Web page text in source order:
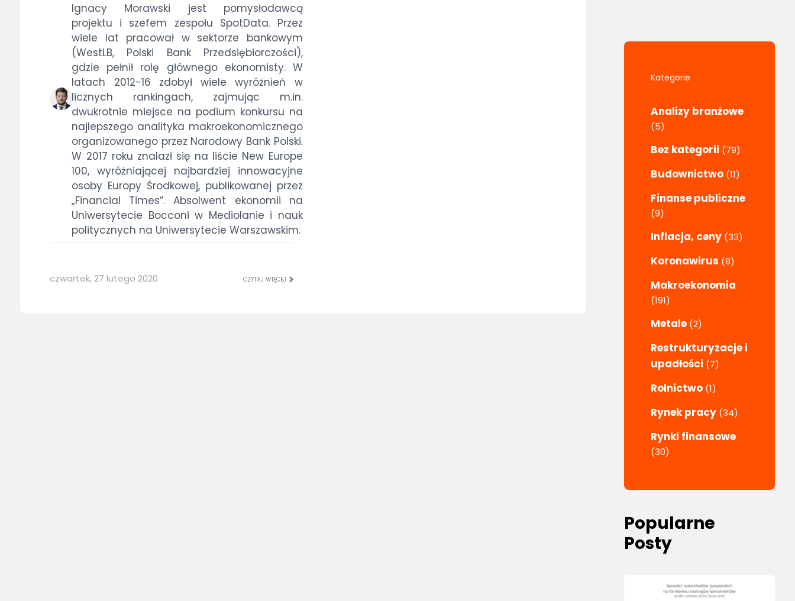
Ignacy Morawski jest pomysłodawcą
projektu i szefem zespołu SpotData. Przez
wiele lat pracował w sektorze bankowym
(WestLB, Polski Bank Przedsiębiorczości),
gdzie pełnił rolę głównego ekonomisty. W
latach 2012-16 zdobył wiele wyróżnień w
licznych rankingach, zajmując m.in.
dwukrotnie miejsce na podium konkursu na
najlepszego analityka makroekonomicznego
organizowanego przez Narodowy Bank Polski.
W 2017 roku znalazł się na liście New Europe
100, wyróżniającej najbardziej innowacyjne
osoby Europy Środkowej, publikowanej przez
„Financial Times”. Absolwent ekonomii na
Uniwersytecie Bocconi w Mediolanie i nauk
politycznych na Uniwersytecie Warszawskim.
czwartek, 27 lutego 2020 CZYTAJ WIĘCEJ
Kategorie
Analizy branżowe
(5)
Bez kategorii (79)
Budownictwo (11)
Finanse publiczne
(9)
Inflacja, ceny (33)
Koronawirus (8)
Makroekonomia
(191)
Metale (2)
Restrukturyzacje i
upadłości (7)
Rolnictwo (1)
Rynek pracy (34)
Rynki finansowe
(30)
Popularne
Posty